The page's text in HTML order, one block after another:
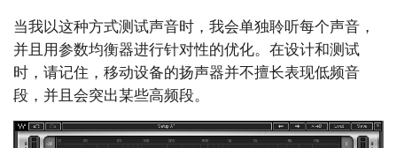
当我以这种方式测试声音时，我会单独聆听每个声音，
并且用参数均衡器进行针对性的优化。在设计和测试
时，请记住，移动设备的扬声器并不擅长表现低频音
段，并且会突出某些高频段。